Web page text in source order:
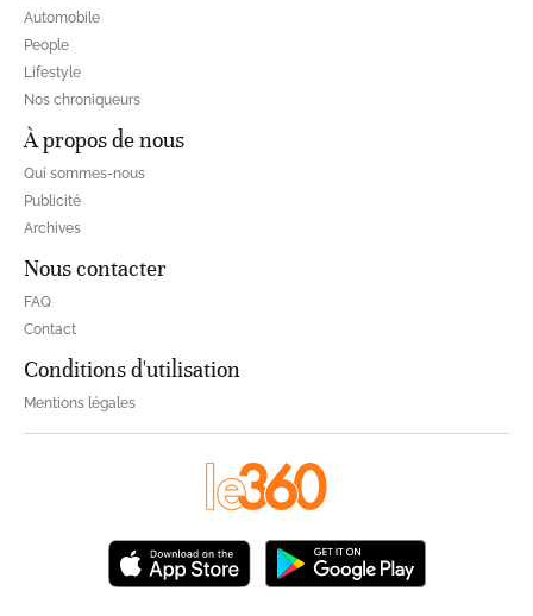
Automobile
People
Lifestyle
Nos chroniqueurs
À propos de nous
Qui sommes-nous
Publicité
Archives
Nous contacter
FAQ
Contact
Conditions d'utilisation
Mentions légales